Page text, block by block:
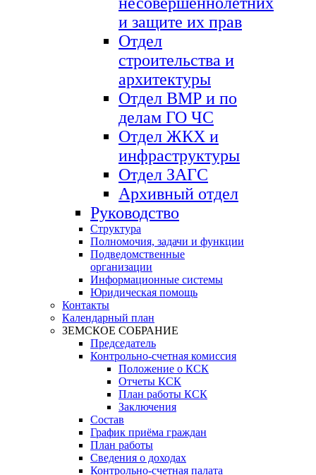
и защите их прав
Отдел
строительства и
архитектуры
Отдел ВМР и по
делам ГО ЧС
Отдел ЖКХ и
инфраструктуры
Отдел ЗАГС
Архивный отдел
Руководство
Структура
Полномочия, задачи и функции
Подведомственные
организации
Информационные системы
Юридическая помощь
Контакты
Календарный план
ЗЕМСКОЕ СОБРАНИЕ
Председатель
Контрольно-счетная комиссия
Положение о КСК
Отчеты КСК
План работы КСК
Заключения
Состав
График приёма граждан
План работы
Сведения о доходах
Контрольно-счетная палата